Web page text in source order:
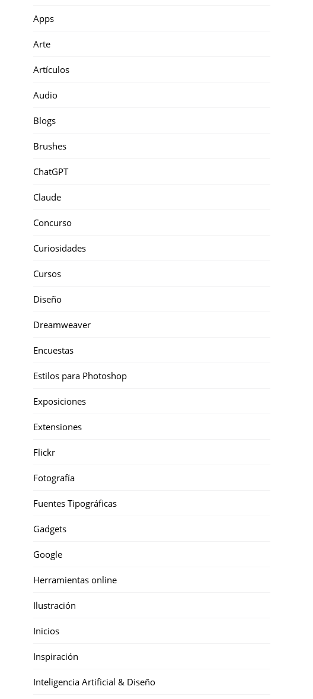
Apps
Arte
Artículos
Audio
Blogs
Brushes
ChatGPT
Claude
Concurso
Curiosidades
Cursos
Diseño
Dreamweaver
Encuestas
Estilos para Photoshop
Exposiciones
Extensiones
Flickr
Fotografía
Fuentes Tipográficas
Gadgets
Google
Herramientas online
Ilustración
Inicios
Inspiración
Inteligencia Artificial & Diseño